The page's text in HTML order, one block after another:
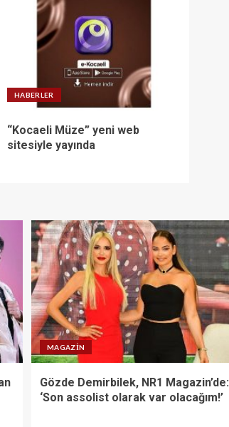
HABERLER
“Kocaeli Müze” yeni web
sitesiyle yayında
MAGAZIN
Gözde Demirbilek, NR1 Magazin’de:
‘Son assolist olarak var olacağım!’